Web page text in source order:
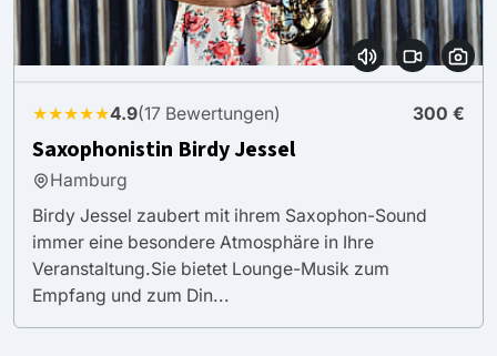
★★★★★4.9(17 Bewertungen) 300 €
Saxophonistin Birdy Jessel
Hamburg
Birdy Jessel zaubert mit ihrem Saxophon-Sound
immer eine besondere Atmosphäre in Ihre
Veranstaltung.Sie bietet Lounge-Musik zum
Empfang und zum Din...